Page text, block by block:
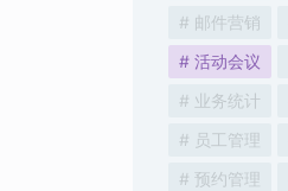
# 邮件营销
# 活动会议
# 业务统计
# 员工管理
# 预约管理